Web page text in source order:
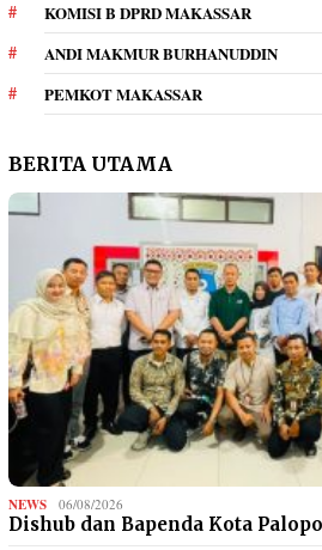
KOMISI B DPRD MAKASSAR
ANDI MAKMUR BURHANUDDIN
PEMKOT MAKASSAR
BERITA UTAMA
NEWS 06/08/2026
Dishub dan Bapenda Kota